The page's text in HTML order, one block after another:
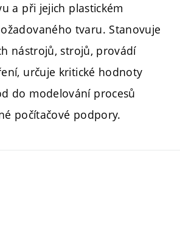
a při jejich plastickém
tvaru. Stanovuje
nástrojů, strojů, provádí
určuje kritické hodnoty
do modelování procesů
počítačové podpory.